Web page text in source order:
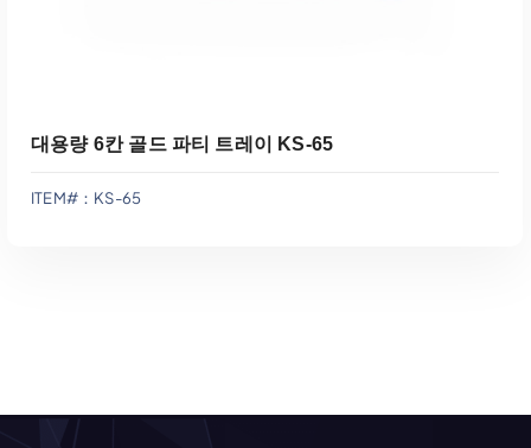
대용량 6칸 골드 파티 트레이 KS-65
ITEM#：KS-65